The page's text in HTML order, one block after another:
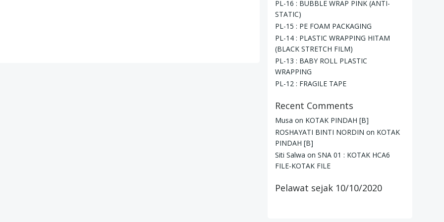
PL-16 : BUBBLE WRAP PINK (ANTI-
STATIC)
PL-15 : PE FOAM PACKAGING
PL-14 : PLASTIC WRAPPING HITAM
(BLACK STRETCH FILM)
PL-13 : BABY ROLL PLASTIC
WRAPPING
PL-12 : FRAGILE TAPE
Recent Comments
Musa on KOTAK PINDAH [B]
ROSHAYATI BINTI NORDIN on KOTAK
PINDAH [B]
Siti Salwa on SNA 01 : KOTAK HCA6
FILE-KOTAK FILE
Pelawat sejak 10/10/2020